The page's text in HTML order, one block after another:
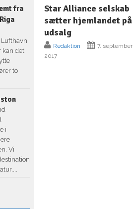
Star Alliance selskab
sætter hjemlandet på
udsalg
Redaktion
7. september
2017
fra
Lufthavn
kan det
to
i
Vi